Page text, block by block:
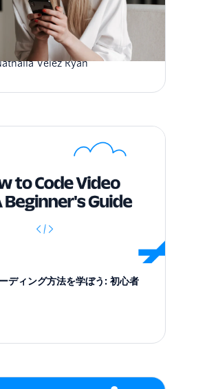
ケティング〜入門
Velez Ryan
ディング方法を学ぼう: 初心者